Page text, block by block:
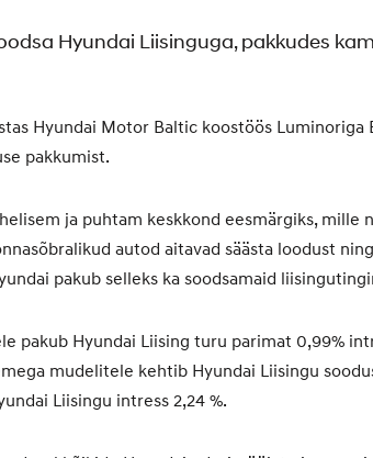
Hyundai Liisinguga, pakkudes
Hyundai Motor Baltic koostöös Luminoriga
pakkumist.
ja puhtam keskkond eesmärgiks,
autod aitavad säästa loodust
pakub selleks ka soodsamaid
pakub Hyundai Liising turu parimat 0,99%
mudelitele kehtib Hyundai Liisingu
Liisingu intress 2,24 %.